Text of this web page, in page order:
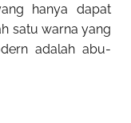
hanya dapat
satu warna yang
adalah abu-